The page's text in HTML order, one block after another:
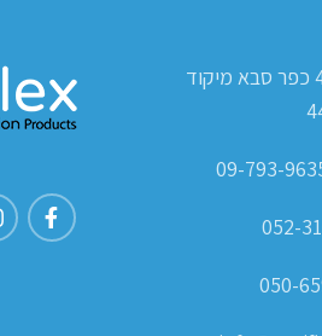
ת.ד 420 כפר סבא מיקוד
052-
050-